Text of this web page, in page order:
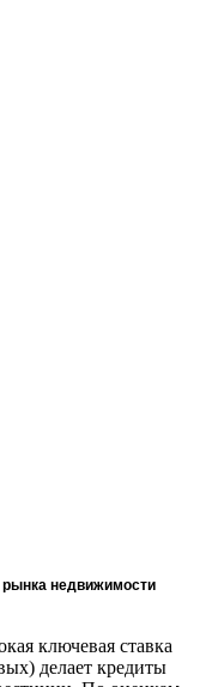
недвижимости
ключевая ставка
делает кредиты